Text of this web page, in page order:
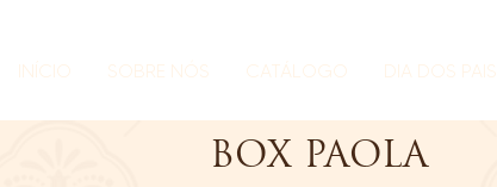
INÍCIO SOBRE NÓS CATÁLOGO DIA DOS PAIS
BOX PAOLA